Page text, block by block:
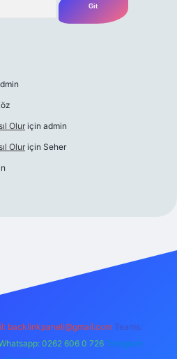
Oluriçin admin
Oluriçin Seher
backlinkpaneli@gmail.com Teams:
0262 606 0 726 Telegram: